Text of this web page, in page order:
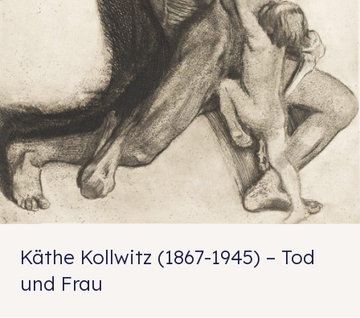
Käthe Kollwitz (1867-1945) – Tod
und Frau